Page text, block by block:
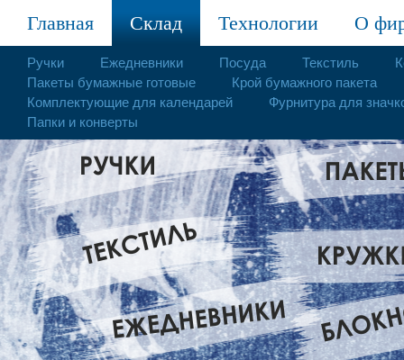
Главная Склад Технологии О
Ручки Ежедневники Посуда Текстиль
Пакеты бумажные готовые
Крой бумажного пакета
Комплектующие для календарей
Фурнитура для
Папки и конверты